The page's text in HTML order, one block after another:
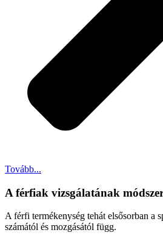
Tovább...
A férfiak vizsgálatának
A férfi termékenység tehát elsősorban a
számától és mozgásától függ.